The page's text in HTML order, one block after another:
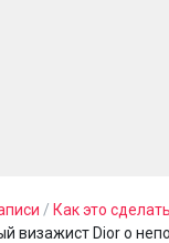
/ Как это сделать
визажист Dior о